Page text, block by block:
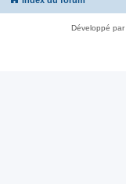
Développé par